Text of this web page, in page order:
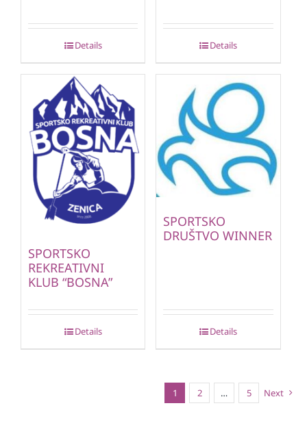
Details Details
SPORTSKO
REKREATIVNI
KLUB “BOSNA”
Details
SPORTSKO
DRUŠTVO WINNER
Details
1 2 … 5 Next